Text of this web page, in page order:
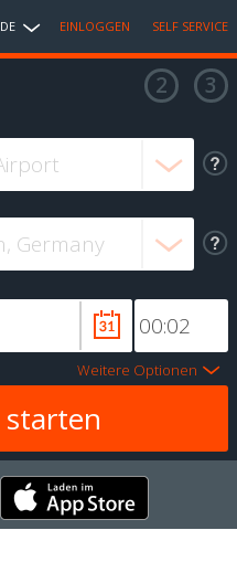
DE EINLOGGEN SELF SERVICE
Weitere Optionen